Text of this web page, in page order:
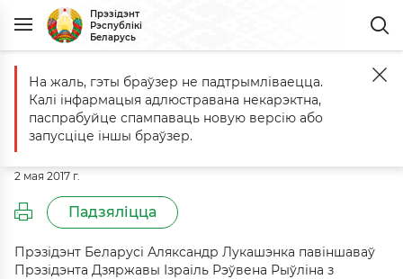
Прэзідэнт
Рэспублікі
Беларусь
Галоўная Падзеі Віншаванне Прэзідэнту Дзяржавы Ізраіль
Віншаванне Прэзідэнту Дзяржавы
Ізраіль Рэўвену Рыўліну
2 мая 2017 г.
Падзяліцца
Прэзідэнт Беларусі Аляксандр Лукашэнка павіншаваў
Прэзідэнта Дзяржавы Ізраіль Рэўвена Рыўліна з
На жаль, гэты браўзер не падтрымліваецца.
Калі інфармацыя адлюстравана некарэктна,
паспрабуйце спампаваць новую версію або
запусціце іншы браўзер.